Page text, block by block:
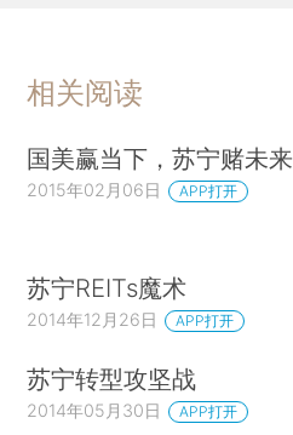
相关阅读
国美赢当下，苏宁赌未来
2015年02月06日 APP打开
苏宁REITs魔术
2014年12月26日 APP打开
苏宁转型攻坚战
2014年05月30日 APP打开